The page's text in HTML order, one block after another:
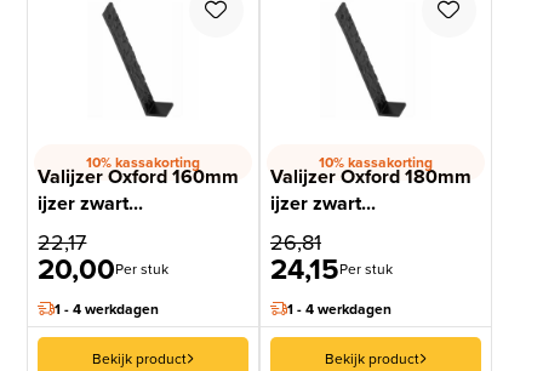
10% kassakorting
Valijzer Oxford 160mm
ijzer zwart...
22,17
20,00Per stuk
1 - 4 werkdagen
Bekijk product
10% kassakorting
Valijzer Oxford 180mm
ijzer zwart...
26,81
24,15Per stuk
1 - 4 werkdagen
Bekijk product